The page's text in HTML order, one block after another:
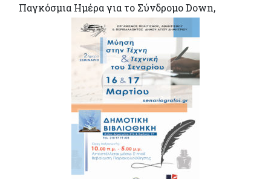
Παγκόσμια Ημέρα για το Σύνδρομο Down,